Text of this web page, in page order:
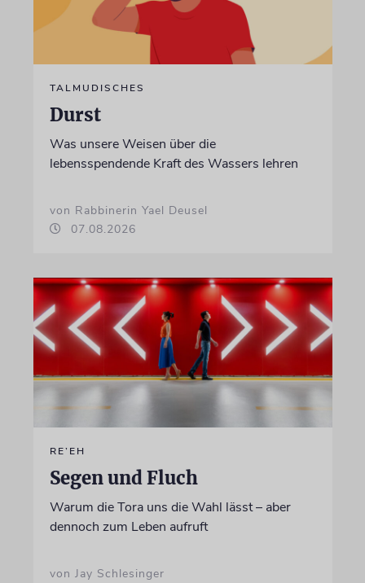
TALMUDISCHES
Durst
Was unsere Weisen über die
lebensspendende Kraft des Wassers lehren
von Rabbinerin Yael Deusel
07.08.2026
RE’EH
Segen und Fluch
Warum die Tora uns die Wahl lässt – aber
dennoch zum Leben aufruft
von Jay Schlesinger